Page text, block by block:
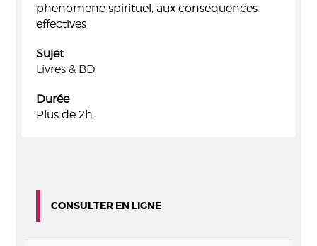
phenomene spirituel, aux consequences
effectives
Sujet
Livres & BD
Durée
Plus de 2h.
CONSULTER EN LIGNE